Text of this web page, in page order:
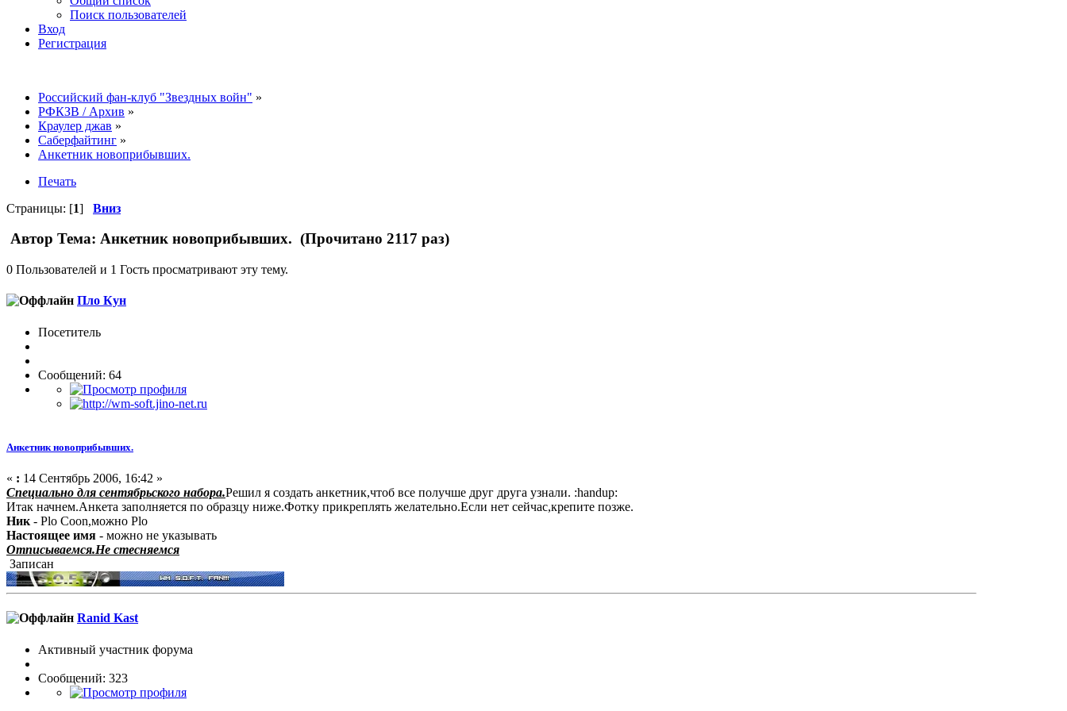
Поиск пользователей
Вход
Регистрация
Российский фан-клуб "Звездных войн" »
РФКЗВ / Архив »
Краулер джав »
Саберфайтинг »
Анкетник новоприбывших.
Печать
Страницы: [1] Вниз
Автор Тема: Анкетник новоприбывших. (Прочитано 2117 раз)
0 Пользователей и 1 Гость просматривают эту тему.
Пло Кун
Посетитель
Сообщений: 64
Анкетник новоприбывших.
« : 14 Сентябрь 2006, 16:42 »
Специально для сентябрьского набора.Решил я создать анкетник,чтоб все получше друг друга узнали. :handup:
Итак начнем.Анкета заполняется по образцу ниже.Фотку прикреплять желательно.Если нет сейчас,крепите позже.
Ник - Plo Coon,можно Plo
Настоящее имя - можно не указывать
Отписываемся.Не стесняемся
Записан
Ranid Kast
Активный участник форума
Сообщений: 323